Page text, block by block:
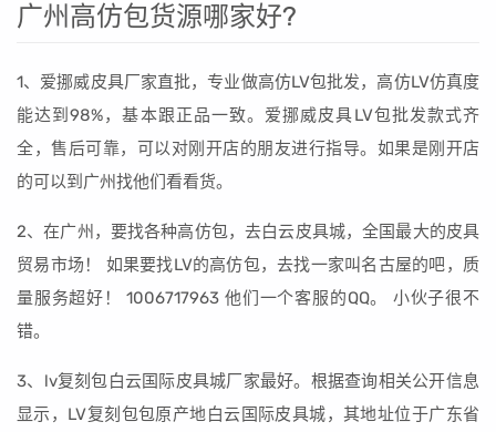
广州高仿包货源哪家好?
1、爱挪威皮具厂家直批，专业做高仿LV包批发，高仿LV仿真度
能达到98%，基本跟正品一致。爱挪威皮具LV包批发款式齐
全，售后可靠，可以对刚开店的朋友进行指导。如果是刚开店
的可以到广州找他们看看货。
2、在广州，要找各种高仿包，去白云皮具城，全国最大的皮具
贸易市场！ 如果要找LV的高仿包，去找一家叫名古屋的吧，质
量服务超好！ 1006717963 他们一个客服的QQ。 小伙子很不
错。
3、lv复刻包白云国际皮具城厂家最好。根据查询相关公开信息
显示，LV复刻包包原产地白云国际皮具城，其地址位于广东省